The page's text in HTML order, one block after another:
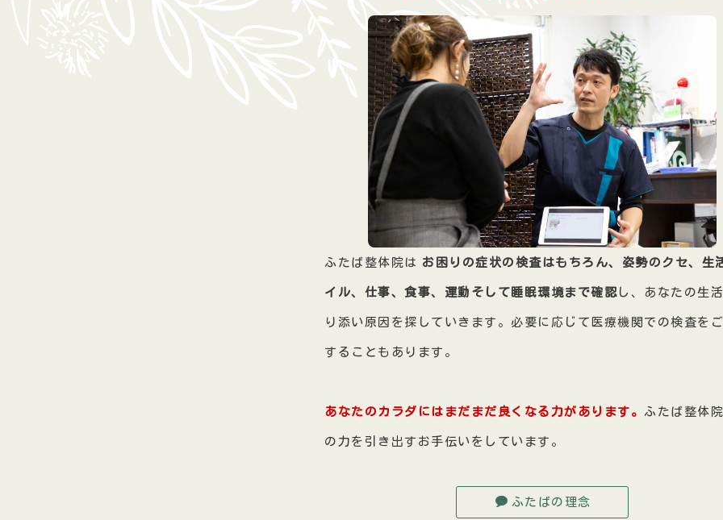
ふたば整体院は お困りの症状の検査はもちろん、姿勢のクセ、生
イル、仕事、食事、運動そして睡眠環境まで確認し、あなたの生
り添い原因を探していきます。必要に応じて医療機関での検査を
することもあります。
あなたのカラダにはまだまだ良くなる力があります。 ふたば整体
の力を引き出すお手伝いをしています。
ふたばの理念